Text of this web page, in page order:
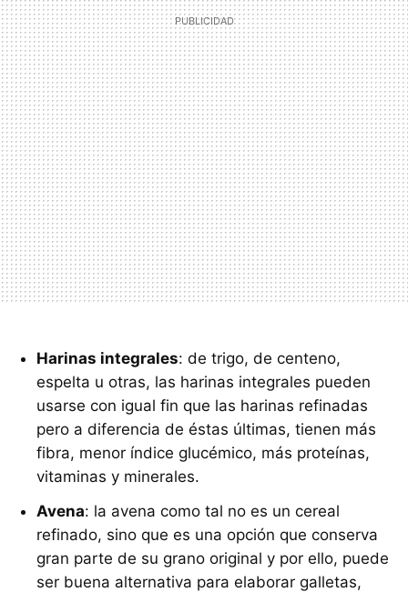
Harinas integrales: de trigo, de centeno,
espelta u otras, las harinas integrales pueden
usarse con igual fin que las harinas refinadas
pero a diferencia de éstas últimas, tienen más
fibra, menor índice glucémico, más proteínas,
vitaminas y minerales.
Avena: la avena como tal no es un cereal
refinado, sino que es una opción que conserva
gran parte de su grano original y por ello, puede
ser buena alternativa para elaborar galletas,